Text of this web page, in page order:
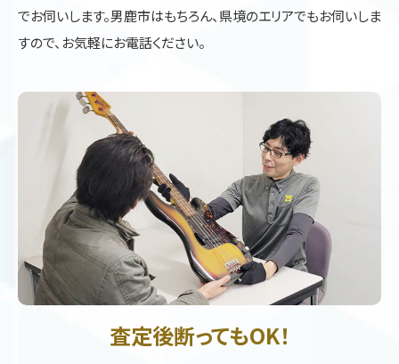
でお伺いします。男鹿市はもちろん、県境のエリアでもお伺いしま
すので、お気軽にお電話ください。
査定後断ってもOK！